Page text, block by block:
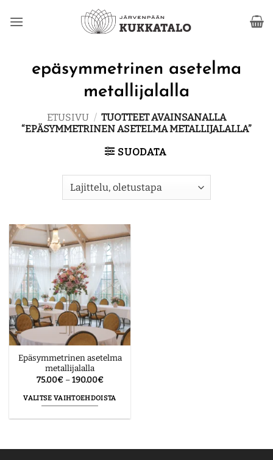
epäsymmetrinen asetelma
metallijalalla
ETUSIVU / TUOTTEET AVAINSANALLA
“EPÄSYMMETRINEN ASETELMA METALLIJALALLA”
SUODATA
Epäsymmetrinen asetelma
metallijalalla
75.00€ – 190.00€Hintaluokka:
-
190.00€
VALITSE VAIHTOEHDOISTA
useampi